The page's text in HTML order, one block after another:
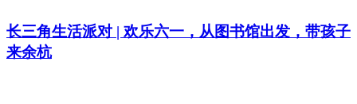
长三角生活派对 | 欢乐六一，从图书馆出发，带孩子
来余杭